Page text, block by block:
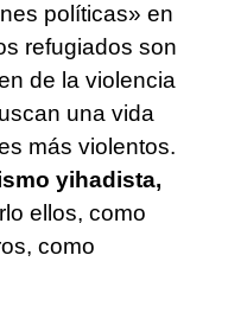
políticas» en
refugiados son
de la violencia
una vida
más violentos.
yihadista,
ellos, como
como